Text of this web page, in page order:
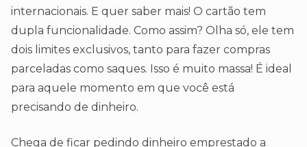
internacionais. E quer saber mais! O cartão tem
dupla funcionalidade. Como assim? Olha só, ele tem
dois limites exclusivos, tanto para fazer compras
parceladas como saques. Isso é muito massa! É ideal
para aquele momento em que você está
precisando de dinheiro.
Chega de ficar pedindo dinheiro emprestado a